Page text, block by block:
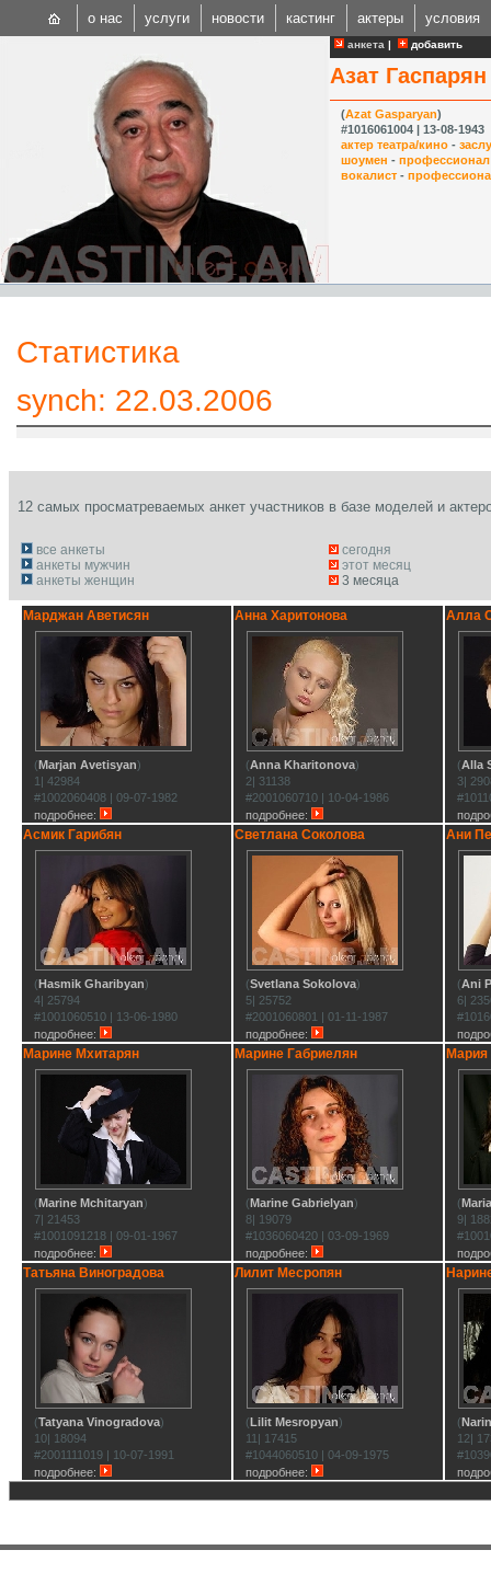
анкета | добавить
Азат Гаспарян
(Azat Gasparyan)
#1016061004 | 13-08-1943
актер театра/кино -
шоумен - профессионал
вокалист -
Статистика
synch: 22.03.2006
12 самых просматреваемых анкет участников в базе моделей и
все анкеты
анкеты мужчин
анкеты женщин
сегодня
этот месяц
3 месяца
Марджан Аветисян
(Marjan Avetisyan)
1| 42984
#1002060408 | 09-07-1982
подробнее:
Анна Харитонова
(Anna Kharitonova)
2| 31138
#2001060710 | 10-04-1986
подробнее:
Алла
(Alla
3|
Асмик Гарибян
(Hasmik Gharibyan)
4| 25794
#1001060510 | 13-06-1980
подробнее:
Светлана Соколова
(Svetlana Sokolova)
5| 25752
#2001060801 | 01-11-1987
подробнее:
Ани
(Ani
6|
Марине Мхитарян
(Marine Mchitaryan)
7| 21453
#1001091218 | 09-01-1967
подробнее:
Марине Габриелян
(Marine Gabrielyan)
8| 19079
#1036060420 | 03-09-1969
подробнее:
Мария
(
9|
Татьяна Виноградова
(Tatyana Vinogradova)
10| 18094
#2001111019 | 10-07-1991
подробнее:
Лилит Месропян
(Lilit Mesropyan)
11| 17415
#1044060510 | 04-09-1975
подробнее:
(
12|
о нас услуги новости кастинг актеры условия